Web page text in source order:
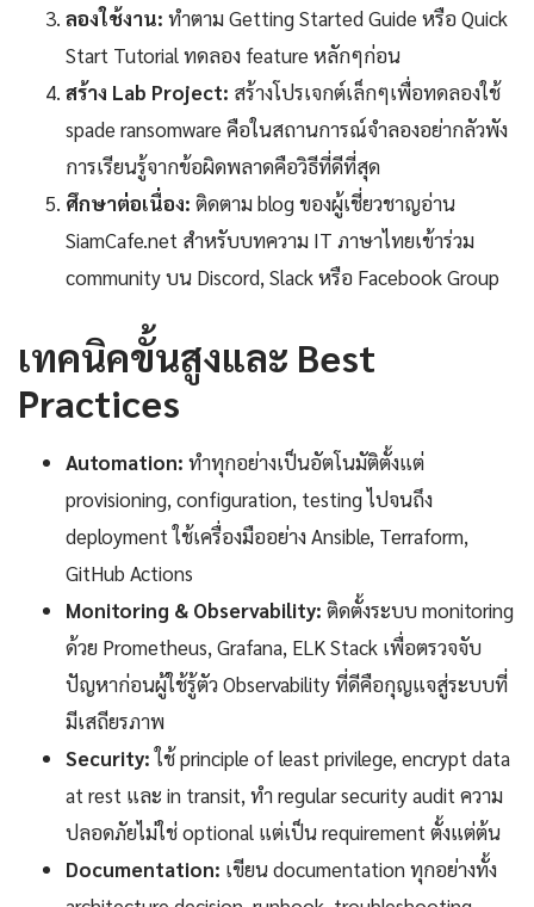
ลองใช้งาน: ทำตาม Getting Started Guide หรือ Quick
Start Tutorial ทดลอง feature หลักๆก่อน
สร้าง Lab Project: สร้างโปรเจกต์เล็กๆเพื่อทดลองใช้
spade ransomware คือในสถานการณ์จำลองอย่ากลัวพัง
การเรียนรู้จากข้อผิดพลาดคือวิธีที่ดีที่สุด
ศึกษาต่อเนื่อง: ติดตาม blog ของผู้เชี่ยวชาญอ่าน
SiamCafe.net สำหรับบทความ IT ภาษาไทยเข้าร่วม
community บน Discord, Slack หรือ Facebook Group
เทคนิคขั้นสูงและ Best
Practices
Automation: ทำทุกอย่างเป็นอัตโนมัติตั้งแต่
provisioning, configuration, testing ไปจนถึง
deployment ใช้เครื่องมืออย่าง Ansible, Terraform,
GitHub Actions
Monitoring & Observability: ติดตั้งระบบ monitoring
ด้วย Prometheus, Grafana, ELK Stack เพื่อตรวจจับ
ปัญหาก่อนผู้ใช้รู้ตัว Observability ที่ดีคือกุญแจสู่ระบบที่
มีเสถียรภาพ
Security:ใช้ principle of least privilege, encrypt data
at rest และ in transit, ทำ regular security audit ความ
ปลอดภัยไม่ใช่ optional แต่เป็น requirement ตั้งแต่ต้น
Documentation: เขียน documentation ทุกอย่างทั้ง